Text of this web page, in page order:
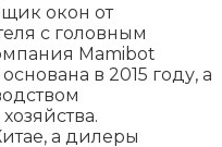
окон от
с головным
Mamibot
в 2015 году, а
а дилеры